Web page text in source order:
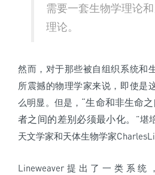
需要一套生物学理论
理论。
然而，对于那些被自组织系统和
所震撼的物理学家来说，即使是
么明显。但是， “生命和非生命
者之间的差别必须最小化。
”堪
天文学家和天体生物学家
Lineweaver提出了一类系